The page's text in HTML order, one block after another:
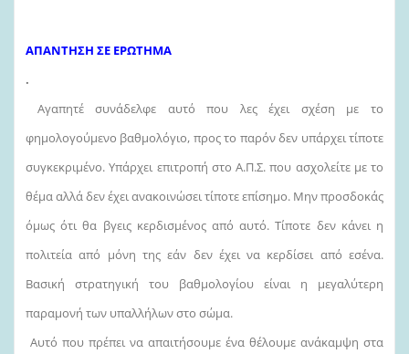
ΑΠΑΝΤΗΣΗ ΣΕ ΕΡΩΤΗΜΑ
.
Αγαπητέ συνάδελφε αυτό που λες έχει σχέση με το
φημολογούμενο βαθμολόγιο, προς το παρόν δεν υπάρχει τίποτε
συγκεκριμένο. Υπάρχει επιτροπή στο Α.Π.Σ. που ασχολείτε με το
θέμα αλλά δεν έχει ανακοινώσει τίποτε επίσημο. Μην προσδοκάς
όμως ότι θα βγεις κερδισμένος από αυτό. Τίποτε δεν κάνει η
πολιτεία από μόνη της εάν δεν έχει να κερδίσει από εσένα.
Βασική στρατηγική του βαθμολογίου είναι η μεγαλύτερη
παραμονή των υπαλλήλων στο σώμα.
Αυτό που πρέπει να απαιτήσουμε ένα θέλουμε ανάκαμψη στα